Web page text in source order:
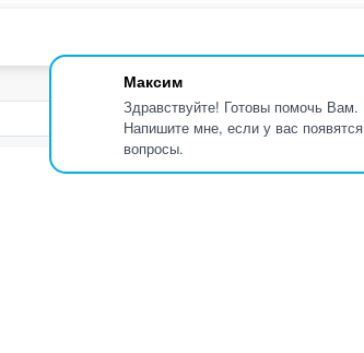
Максим
Здравствуйте! Готовы помочь Вам.
Напишите мне, если у вас появятся
вопросы.